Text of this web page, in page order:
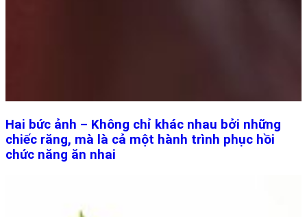
Hai bức ảnh – Không chỉ khác nhau bởi những
chiếc răng, mà là cả một hành trình phục hồi
chức năng ăn nhai